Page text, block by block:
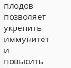
плодов
позволяет
укрепить
иммунитет
и
повысить